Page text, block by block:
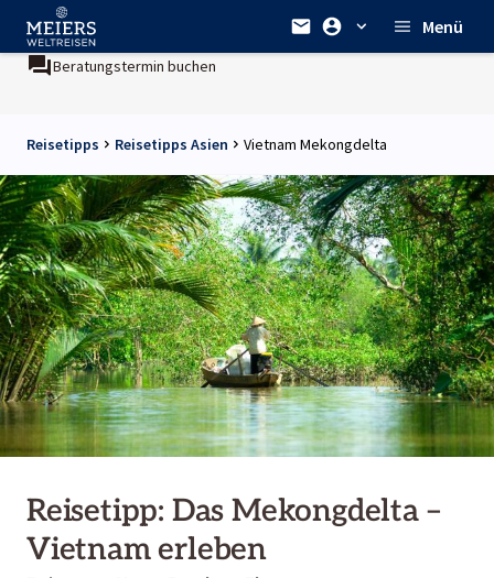
Menü
Beratungstermin buchen
Reisetipps Reisetipps Asien Vietnam Mekongdelta
Reisetipp: Das Mekongdelta –
Vietnam erleben